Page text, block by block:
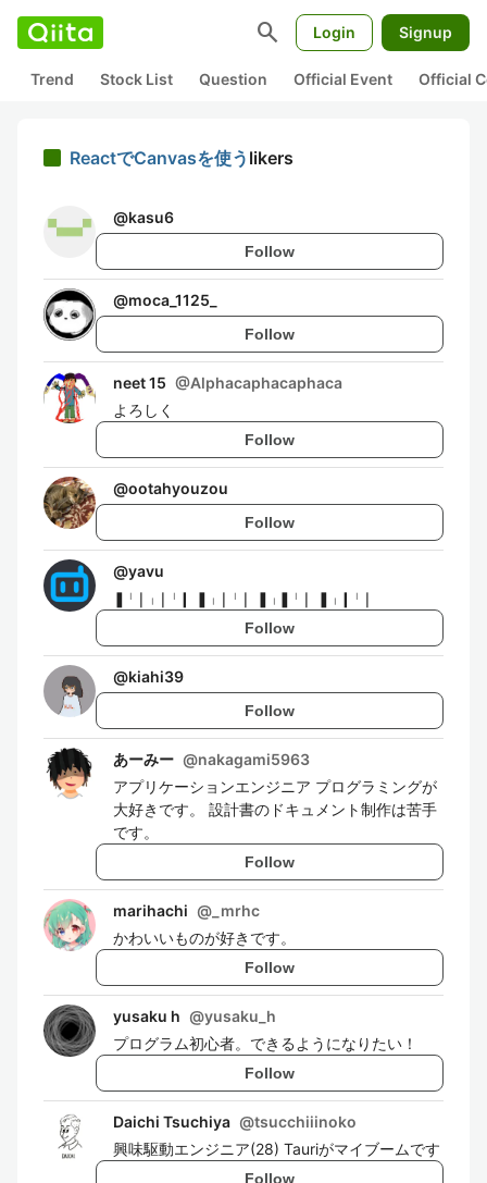
search Login Signup
Trend Stock List Question Official Event Official
ReactでCanvasを使う likers
@kasu6
Follow
@moca_1125_
Follow
neet 15 @Alphacaphacaphaca
よろしく
Follow
@ootahyouzou
Follow
@yavu
❚ᛌ❘ᛧ❘ᛌ❙ ❚ᛧ❘ᛌ❘ ❚ᛧ❚ᛌ❘ ❚ᛧ❙ᛌ❘
Follow
@kiahi39
Follow
あーみー @nakagami5963
アプリケーションエンジニア プログラミングが
大好きです。 設計書のドキュメント制作は苦手
です。
Follow
marihachi @ _mrhc
かわいいものが好きです。
Follow
yusaku h @yusaku_h
プログラム初心者。できるようになりたい！
Follow
Daichi Tsuchiya @tsucchiiinoko
興味駆動エンジニア(28) Tauriがマイブームです
Follow